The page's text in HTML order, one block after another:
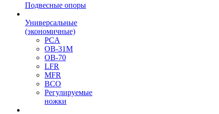
Подвесные опоры
Универсальные
(экономичные)
PCA
ОВ-31М
OB-70
LFR
MFR
ВСО
Регулируемые
ножки